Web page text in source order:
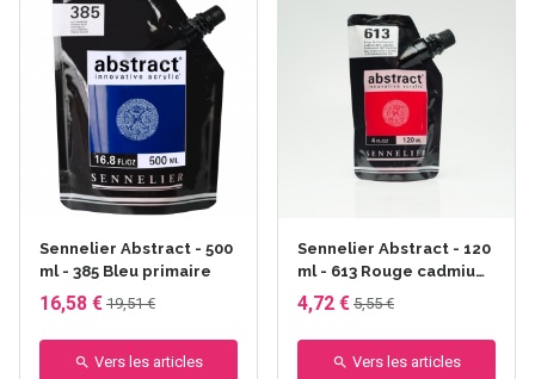
Sennelier Abstract - 500
ml - 385 Bleu primaire
16,58 € 19,51 €
Vers les articles
Sennelier Abstract - 120
ml - 613 Rouge cadmium
clair
4,72 € 5,55 €
Vers les articles